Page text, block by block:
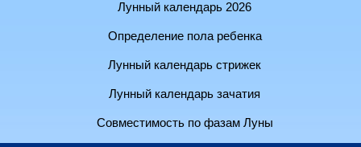
Лунный календарь 2026
Определение пола ребенка
Лунный календарь стрижек
Лунный календарь зачатия
Совместимость по фазам Луны